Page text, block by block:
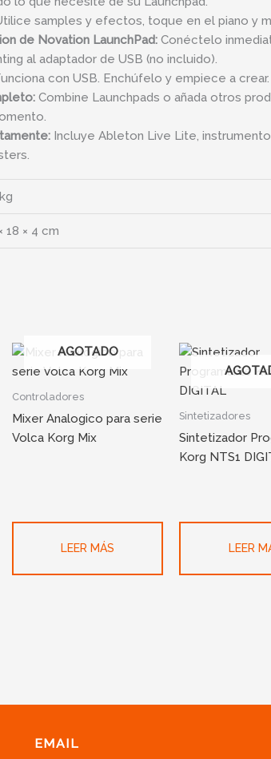
samples y efectos, toque en el piano y
de Novation LaunchPad: Conéctelo
al adaptador de USB (no incluido).
con USB. Enchúfelo y empiece a crear.
Combine Launchpads o añada otros
Incluye Ableton Live Lite,
18 × 4 cm
AGOTADO
Controladores
Mixer Analogico para serie
Volca Korg Mix
LEER MÁS
Sintetizadores
Sintetizador
Korg NTS1
LEER
EMAIL